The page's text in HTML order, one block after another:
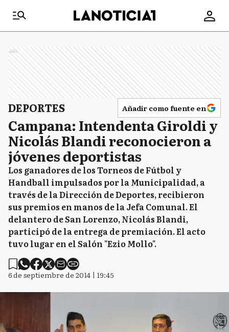
Ads
DEPORTES Añadir como fuente en
Campana: Intendenta Giroldi y
Nicolás Blandi reconocieron a
jóvenes deportistas
Los ganadores de los Torneos de Fútbol y
Handball impulsados por la Municipalidad, a
través de la Dirección de Deportes, recibieron
sus premios en manos de la Jefa Comunal. El
delantero de San Lorenzo, Nicolás Blandi,
participó de la entrega de premiación. El acto
tuvo lugar en el Salón "Ezio Mollo".
6 de septiembre de 2014 | 19:45